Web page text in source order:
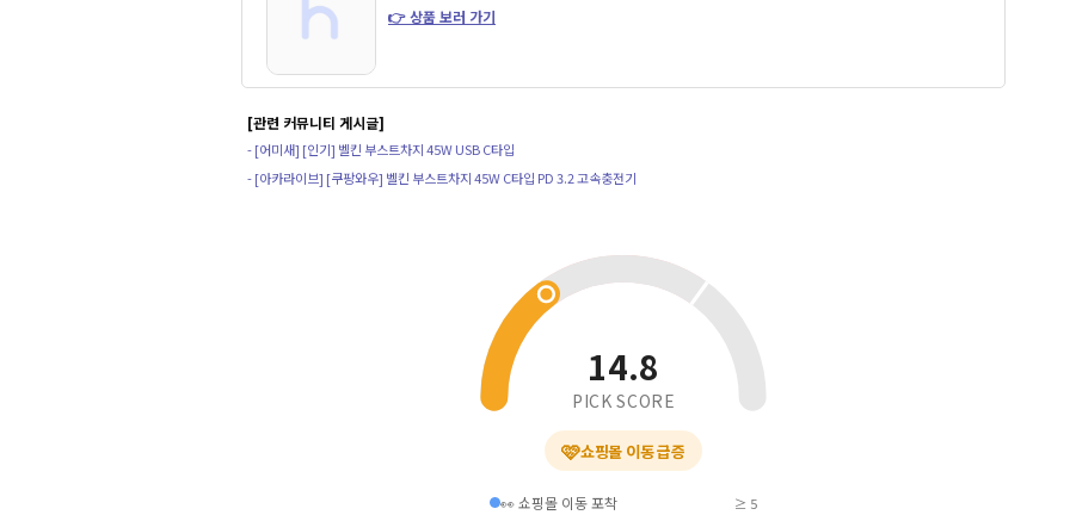
👉 상품 보러 가기
[관련 커뮤니티 게시글]
- [어미새] [인기] 벨킨 부스트차지 45W USB C타입
- [아카라이브] [쿠팡와우] 벨킨 부스트차지 45W C타입 PD 3.2 고속충전기
14.8
PICK SCORE
🩷쇼핑몰 이동 급증
👀 쇼핑몰 이동 포착 ≥ 5